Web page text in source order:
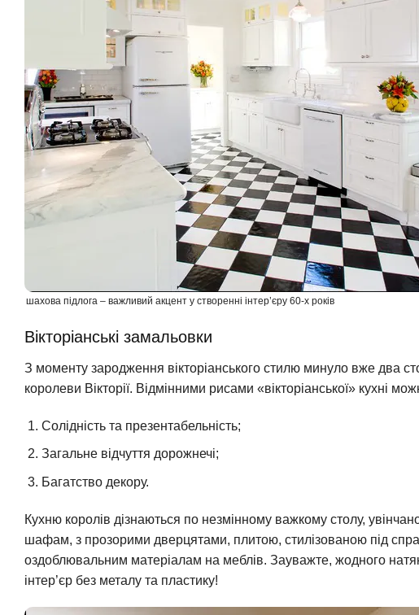
шахова підлога – важливий акцент у створенні інтер’єру 60-х років
Вікторіанські замальовки
З моменту зародження вікторіанського стилю минуло вже два
королеви Вікторії. Відмінними рисами «вікторіанської» кухні
Солідність та презентабельність;
Загальне відчуття дорожнечі;
Багатство декору.
Кухню королів дізнаються по незмінному важкому столу,
шафам, з прозорими дверцятами, плитою, стилізованою під
оздоблювальним матеріалам на меблів. Зауважте, жодного
інтер’єр без металу та пластику!